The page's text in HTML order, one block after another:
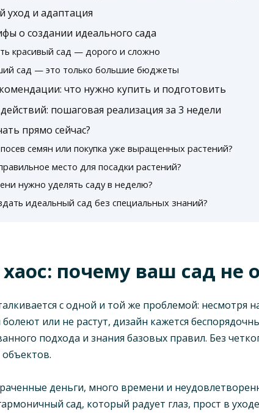
уход и адаптация
о создании идеального сада
красивый сад — дорого и сложно
сад — это только большие бюджеты
что нужно купить и подготовить
пошаговая реализация за 3 недели
прямо сейчас?
семян или покупка уже выращенных растений?
место для посадки растений?
нужно уделять саду в неделю?
идеальный сад без специальных знаний?
почему ваш сад
с одной и той же проблемой: несмотря
или не растут, дизайн кажется
подхода и знания базовых правил. Без
деньги, много времени и
сад, который радует глаз, прост в